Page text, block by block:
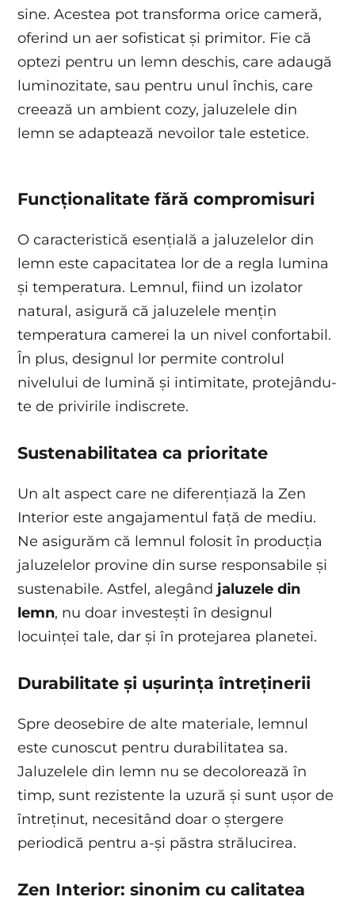
sine. Acestea pot transforma orice cameră,
oferind un aer sofisticat și primitor. Fie că
optezi pentru un lemn deschis, care adaugă
luminozitate, sau pentru unul închis, care
creează un ambient cozy, jaluzelele din
lemn se adaptează nevoilor tale estetice.
Funcționalitate fără compromisuri
O caracteristică esențială a jaluzelelor din
lemn este capacitatea lor de a regla lumina
și temperatura. Lemnul, fiind un izolator
natural, asigură că jaluzelele mențin
temperatura camerei la un nivel confortabil.
În plus, designul lor permite controlul
nivelului de lumină și intimitate, protejându-
te de privirile indiscrete.
Sustenabilitatea ca prioritate
Un alt aspect care ne diferențiază la Zen
Interior este angajamentul față de mediu.
Ne asigurăm că lemnul folosit în producția
jaluzelelor provine din surse responsabile și
sustenabile. Astfel, alegând jaluzele din
lemn, nu doar investești în designul
locuinței tale, dar și în protejarea planetei.
Durabilitate și ușurința întreținerii
Spre deosebire de alte materiale, lemnul
este cunoscut pentru durabilitatea sa.
Jaluzelele din lemn nu se decolorează în
timp, sunt rezistente la uzură și sunt ușor de
întreținut, necesitând doar o ștergere
periodică pentru a-și păstra strălucirea.
Zen Interior: sinonim cu calitatea